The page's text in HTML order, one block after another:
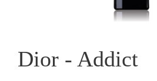
Dior - Addict